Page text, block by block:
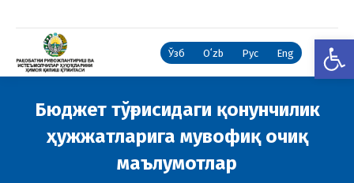
Ўзб Oʻzb Рус Eng
Бюджет тўғрисидаги қонунчилик
ҳужжатларига мувофиқ очиқ
маълумотлар